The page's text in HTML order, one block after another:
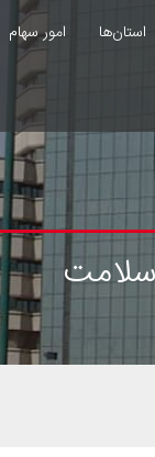
استان‌ها امور سهام
سلامت